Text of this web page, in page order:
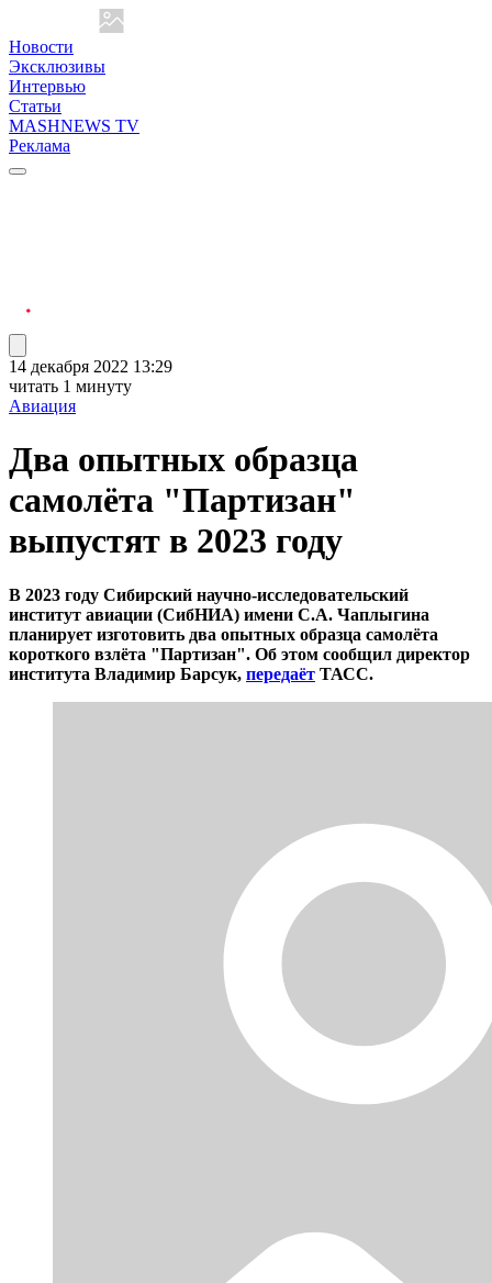
Новости
Эксклюзивы
Интервью
Статьи
MASHNEWS TV
Реклама
14 декабря 2022 13:29
читать 1 минуту
Авиация
Два опытных образца
самолёта "Партизан"
выпустят в 2023 году
В 2023 году Сибирский научно-исследовательский
институт авиации (СибНИА) имени С.А. Чаплыгина
планирует изготовить два опытных образца самолёта
короткого взлёта "Партизан". Об этом сообщил директор
института Владимир Барсук, передаёт ТАСС.